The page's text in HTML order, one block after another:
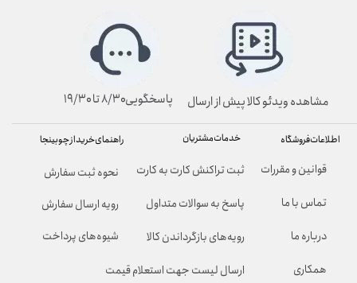
راهنمای خرید از چوبینجا
نحوه ثبت سفارش
رویه ارسال سفارش
شیوه‌های پرداخت
خدمات مشتریان
ثبت تراکنش کارت به کارت
پاسخ به سوالات متداول
رویه‌های بازگرداندن کالا
ارسال لیست جهت استعلام قیمت
اطلاعات فروشگاه
قوانین و مقررات
تماس با ما
درباره ما
همکاری
پاسخگویی۸/۳۰ تا ۱۹/۳۰ مشاهده ویدئو کالا پیش از ارسال